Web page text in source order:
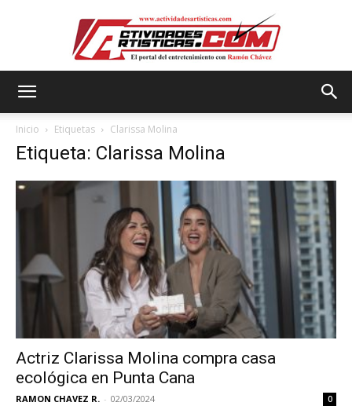
Inicio Etiquetas Clarissa Molina
Etiqueta: Clarissa Molina
Actriz Clarissa Molina compra casa
ecológica en Punta Cana
RAMON CHAVEZ R. - 02/03/2024 0